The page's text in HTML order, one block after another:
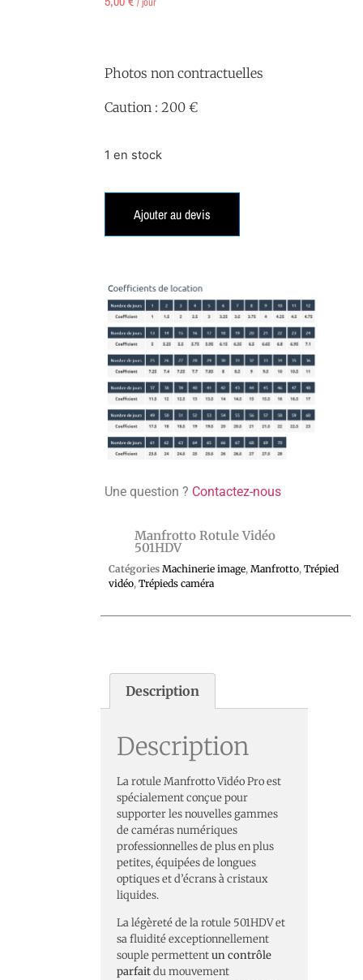
Photos non contractuelles
Caution : 200 €
1 en stock
Ajouter au devis
Une question ? Contactez-nous
Manfrotto Rotule Vidéo
501HDV
Catégories Machinerie image, Manfrotto, Trépied
vidéo, Trépieds caméra
Description
Description
La rotule Manfrotto Vidéo Pro est
spécialement conçue pour
supporter les nouvelles gammes
de caméras numériques
professionnelles de plus en plus
petites, équipées de longues
optiques et d’écrans à cristaux
liquides.
La légèreté de la rotule 501HDV et
sa fluidité exceptionnellement
souple permettentun contrôle
parfaitdu mouvement